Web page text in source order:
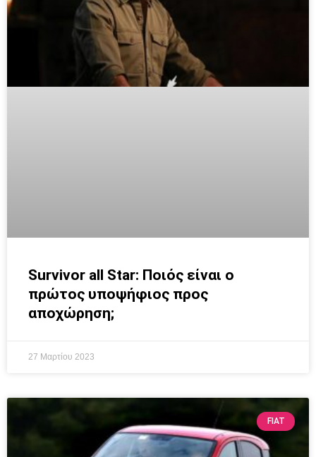
Survivor all Star: Ποιός είναι ο
πρώτος υποψήφιος προς
αποχώρηση;
27 Μαρτίου 2023
FIAT